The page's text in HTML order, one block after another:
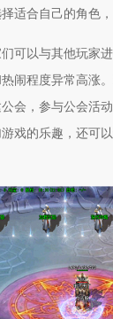
适合自己的角色
可以与其他玩家
闹程度异常高涨
会，参与公会活
戏的乐趣，还可